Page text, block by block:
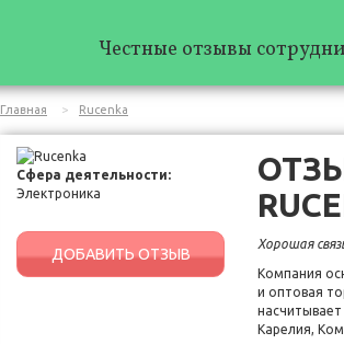
Честные отзывы
Главная Rucenka
Сфера деятельности:
Электроника
ДОБАВИТЬ ОТЗЫВ
Хорошая
Компания
и оптовая
насчитывает
Карелия,